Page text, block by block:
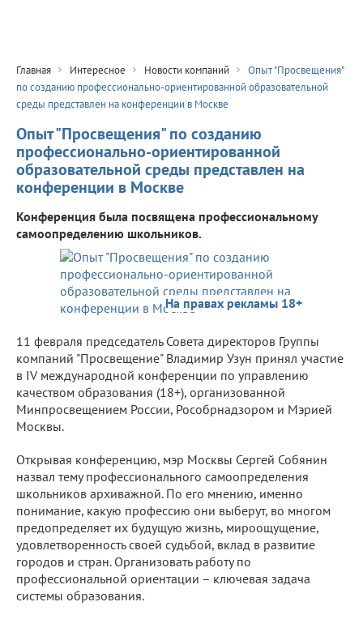
Главная Интересное Новости компаний
Опыт "Просвещения"
по созданию профессионально-ориентированной образовательной
среды представлен на конференции в Москве
Опыт "Просвещения" по созданию
профессионально-ориентированной
образовательной среды представлен на
конференции в Москве
Конференция была посвящена профессиональному
самоопределению школьников.
На правах рекламы 18+
11 февраля председатель Совета директоров Группы
компаний "Просвещение" Владимир Узун принял участие
в IV международной конференции по управлению
качеством образования (18+), организованной
Минпросвещением России, Рособрнадзором и Мэрией
Москвы.
Открывая конференцию, мэр Москвы Сергей Собянин
назвал тему профессионального самоопределения
школьников архиважной. По его мнению, именно
понимание, какую профессию они выберут, во многом
предопределяет их будущую жизнь, мироощущение,
удовлетворенность своей судьбой, вклад в развитие
городов и стран. Организовать работу по
профессиональной ориентации – ключевая задача
системы образования.